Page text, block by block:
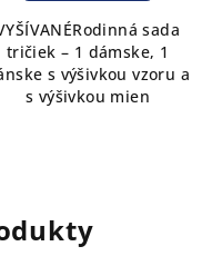
sada
tričiek – 1 dámske, 1
s výšivkou vzoru a
s výšivkou mien